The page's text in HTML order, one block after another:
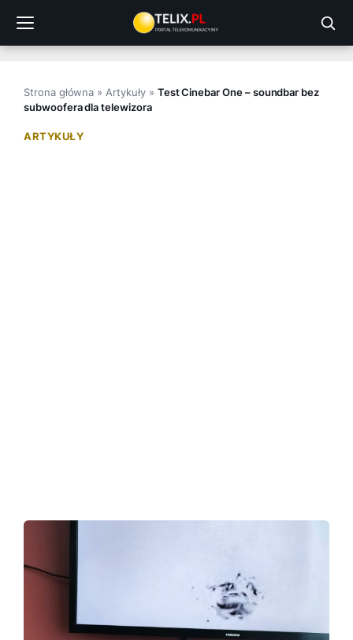
treści
Strona główna » Artykuły» Test Cinebar One – soundbar bez
subwoofera dla telewizora
ARTYKUŁY